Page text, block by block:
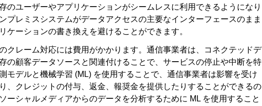
のユーザーやアプリケーションがシームレスに利用できるようになり
プレミスシステムがデータアクセスの主要なインターフェースのまま
ケーションの書き換えを避けることができます。
クレーム対応には費用がかかります。通信事業者は、コネクテッドデ
の顧客データソースと関連付けることで、サービスの停止や中断を特
モデルと機械学習 (ML) を使用することで、通信事業者は影響を受け
、クレジットの付与、返金、報奨金を提供したりすることができるの
ーシャルメディアからのデータを分析するために ML を使用すること